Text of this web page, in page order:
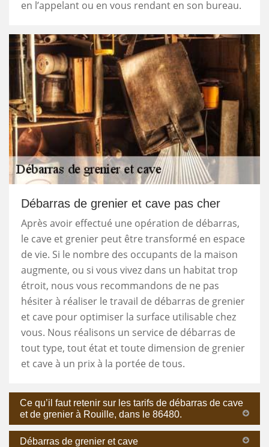
en l’appelant ou en vous rendant en son bureau.
Débarras de grenier et cave pas cher
Après avoir effectué une opération de débarras,
le cave et grenier peut être transformé en espace
de vie. Si le nombre des occupants de la maison
augmente, ou si vous vivez dans un habitat trop
étroit, nous vous recommandons de ne pas
hésiter à réaliser le travail de débarras de grenier
et cave pour optimiser la surface utilisable chez
vous. Nous réalisons un service de débarras de
tout type, tout état et toute dimension de grenier
et cave à un prix à la portée de tous.
Ce qu’il faut retenir sur les tarifs de débarras de cave
et de grenier à Rouille, dans le 86480.
Débarras de grenier et cave